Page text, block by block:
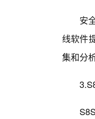
安
线软件
集和分